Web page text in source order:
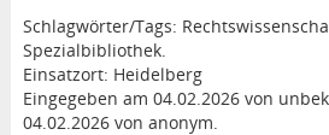
Schlagwörter/Tags:
Spezialbibliothek.
Einsatzort: Heidelberg
Eingegeben am 04.02.2026 von
04.02.2026 von anonym.